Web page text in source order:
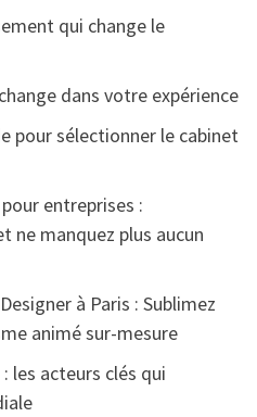
qui change le
dans votre expérience
pour sélectionner le cabinet
entreprises :
ne manquez plus aucun
à Paris : Sublimez
animé sur-mesure
les acteurs clés qui